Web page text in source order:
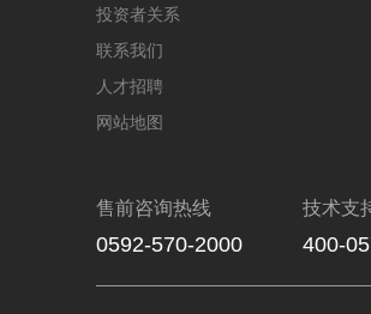
投资者关系
联系我们
人才招聘
网站地图
售前咨询热线
0592-570-2000
技术支
400-